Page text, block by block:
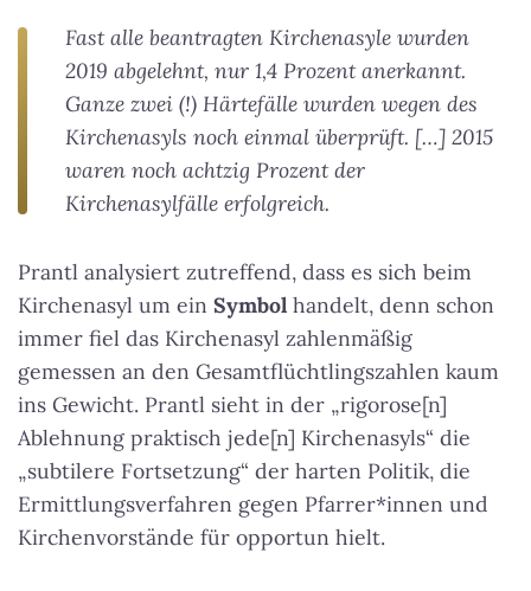
Fast alle beantragten Kirchenasyle wurden
2019 abgelehnt, nur 1,4 Prozent anerkannt.
Ganze zwei (!) Härtefälle wurden wegen des
Kirchenasyls noch einmal überprüft. […] 2015
waren noch achtzig Prozent der
Kirchenasylfälle erfolgreich.
Prantl analysiert zutreffend, dass es sich beim
Kirchenasyl um ein Symbol handelt, denn schon
immer fiel das Kirchenasyl zahlenmäßig
gemessen an den Gesamtflüchtlingszahlen kaum
ins Gewicht. Prantl sieht in der „rigorose[n]
Ablehnung praktisch jede[n] Kirchenasyls“ die
„subtilere Fortsetzung“ der harten Politik, die
Ermittlungsverfahren gegen Pfarrer*innen und
Kirchenvorstände für opportun hielt.